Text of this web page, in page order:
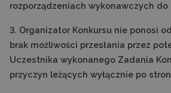
rozporządzeniach wykonawczych do
3. Organizator Konkursu nie ponosi
brak możliwości przesłania przez
Uczestnika wykonanego Zadania
przyczyn leżących wyłącznie po